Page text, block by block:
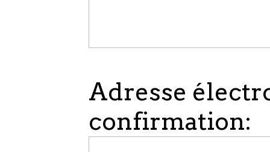
Adresse
confirmation: